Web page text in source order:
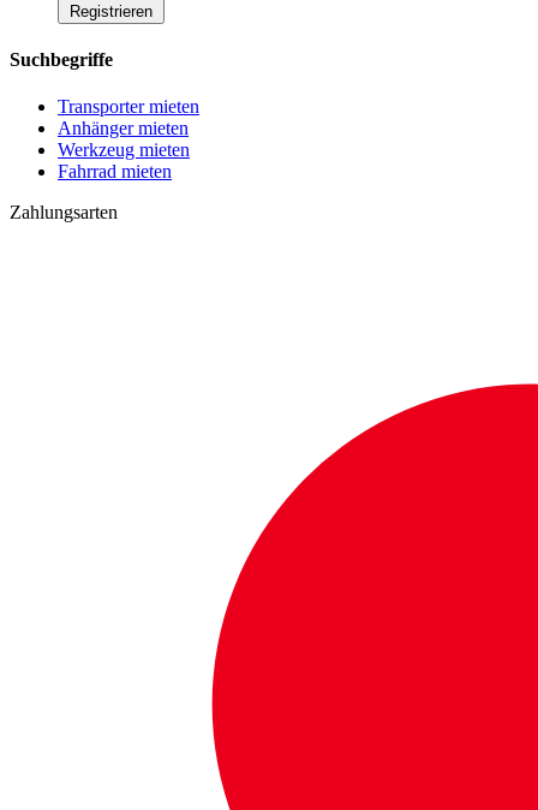
Registrieren
Suchbegriffe
Transporter mieten
Anhänger mieten
Werkzeug mieten
Fahrrad mieten
Zahlungsarten